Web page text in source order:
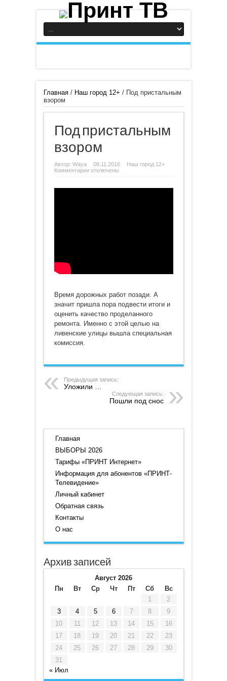
Главная/ Наш город 12+ / Под пристальным
взором
Под пристальным
взором
Автор: Waya 08.11.2016
Наш город 12+
Комментариик
пристальным
отключены
Время дорожных работ позади. А
значит пришла пора подвести итоги и
оценить качество проделанного
ремонта. Именно с этой целью на
ливенские улицы вышла специальная
комиссия.
Предыдущая запись:
Уложили …
Следующая запись:
Пошли под снос
Главная
ВЫБОРЫ 2026
Тарифы «ПРИНТ Интернет»
Информация для абонентов «ПРИНТ-
Телевидение»
Личный кабинет
Обратная связь
Контакты
О нас
Архив записей
Август 2026
Пн
Вт Ср Чт Пт Сб
Вс
1
2
3
4 5 6 7 8
9
10
11 12 13 14 15
16
17
18 19 20 21 22
23
24
25 26 27 28 29
30
31
« Июл